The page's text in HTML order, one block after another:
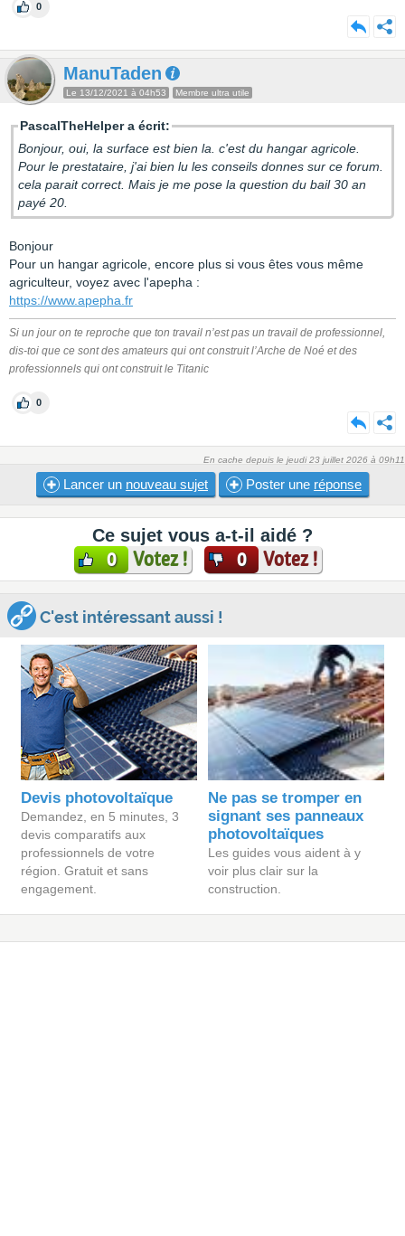
0
ManuTaden
Le 13/12/2021 à 04h53 Membre ultra utile
PascalTheHelper a écrit:
Bonjour, oui, la surface est bien la. c'est du hangar agricole.
Pour le prestataire, j'ai bien lu les conseils donnes sur ce forum.
cela parait correct. Mais je me pose la question du bail 30 an
payé 20.
Bonjour
Pour un hangar agricole, encore plus si vous êtes vous même
agriculteur, voyez avec l'apepha :
https://www.apepha.fr
Si un jour on te reproche que ton travail n’est pas un travail de professionnel,
dis-toi que ce sont des amateurs qui ont construit l’Arche de Noé et des
professionnels qui ont construit le Titanic
0
En cache depuis le jeudi 23 juillet 2026 à 09h11
Lancer un nouveau sujet Poster une réponse
Ce sujet vous a-t-il aidé ?
0 Votez ! 0 Votez !
C'est intéressant aussi !
Devis photovoltaïque
Demandez, en 5 minutes, 3
devis comparatifs aux
professionnels de votre
région. Gratuit et sans
engagement.
Ne pas se tromper en
signant ses panneaux
photovoltaïques
Les guides vous aident à y
voir plus clair sur la
construction.